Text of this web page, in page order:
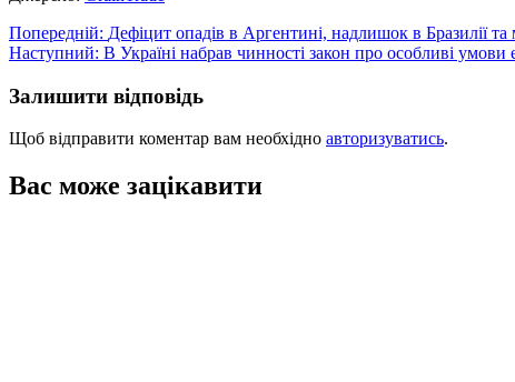
Навігація
записів
Попередній: Дефіцит опадів в Аргентині, надлишок в Бразилії
Наступний: В Україні набрав чинності закон про особливі умови
Залишити відповідь
Щоб відправити коментар вам необхідно авторизуватись.
Вас може зацікавити